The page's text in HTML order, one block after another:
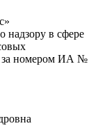
надзору в сфере
за номером ИА №